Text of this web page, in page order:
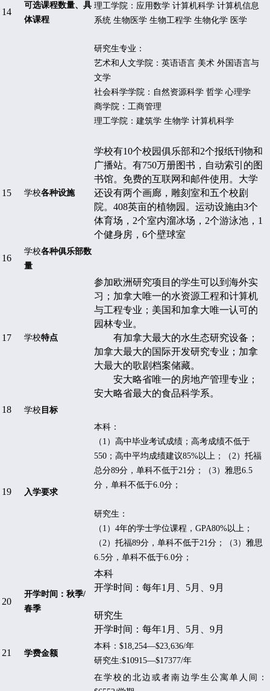
14
可选课程数量、具
体课程
理工学院：应用数学 计算机科学 计算机信息
系统 生物医学 生物工程学 生物化学 医学
研究生专业：
艺术和人文学院：英语语言 美术 外国语言与
文学
社会科学学院：自然资源科学 哲学 心理学
商学院 ： 工商管理
理工学院：建筑学 生物学 计算机科学
15 学校各种设施
学校有10个校园俱乐部和2个报纸刊物和
广播站。有750万册图书，自动索引的图
书馆。免费的互联网和邮件使用。大学
还设有两个画廊，雕刻室和五个校剧
院。 408英亩的植物园。运动设施由3个
体育场， 2个室内溜冰场， 2个游泳池， 1
个健身房， 6个壁球室
16
学校各种俱乐部数
量
17 学校特点
参加欧洲研究项目的学生可以到海外实
习；加拿大唯一的水资源工程和计算机
与工程专业；美国和加拿大唯一认可的
园林专业。
有加拿大最大的水生态研究设备；
加拿大最大的国际开发研究专业；加拿
大最大的歌剧档案储藏。
安大略省唯一的房地产管理专业；
安大略省最大的食品科学系。
18
学校 目标
19 入学要求
本科 ：
（ 1 ）高中毕业考试成绩；高考成绩不低于
550 ；高中平均成绩建议85%以上；（2）托福
总分89分，单科不低于21分；（3）雅思6.5
分，单科不低于6.0分；
研究生：
（ 1 ） 4年的学士学位课程， GPA80%以上；
（2）托福89分，单科不低于21分；（3）雅思
6.5分，单科不低于6.0分；
20
开学时间：秋季/
春季
本科
开学时间：每年1月、5月、9月
研究生
开学时间：每年1月、5月、9月
21 学费金额
本科： $18,254—$23,636/年
研究生:$10915—$17377/年
在学校的北边或者南边学生公寓单人间：